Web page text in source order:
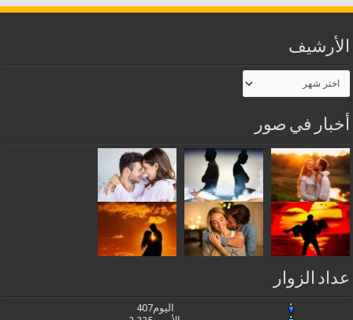
الأرشيف
الأرشيف
أخبار في صور
عداد الزوار
اليوم407